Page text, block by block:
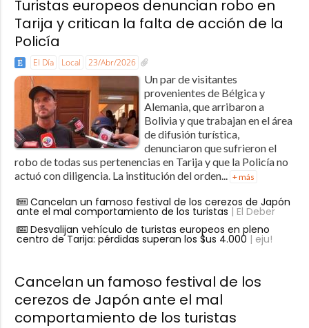
Turistas europeos denuncian robo en
Tarija y critican la falta de acción de la
Policía
El Día Local 23/Abr/2026
Un par de visitantes
provenientes de Bélgica y
Alemania, que arribaron a
Bolivia y que trabajan en el área
de difusión turística,
denunciaron que sufrieron el
robo de todas sus pertenencias en Tarija y que la Policía no
actuó con diligencia. La institución del orden...
+ más
Cancelan un famoso festival de los cerezos de Japón
ante el mal comportamiento de los turistas | El Deber
Desvalijan vehículo de turistas europeos en pleno
centro de Tarija: pérdidas superan los $us 4.000 | eju!
Cancelan un famoso festival de los
cerezos de Japón ante el mal
comportamiento de los turistas